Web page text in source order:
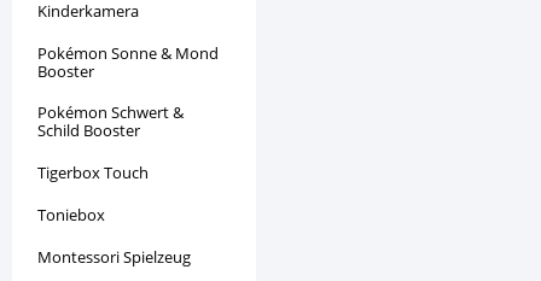
Kinderkamera
Pokémon Sonne & Mond
Booster
Pokémon Schwert &
Schild Booster
Tigerbox Touch
Toniebox
Montessori Spielzeug